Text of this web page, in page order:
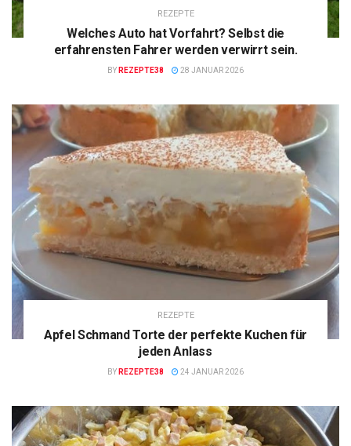
REZEPTE
Welches Auto hat Vorfahrt? Selbst die
erfahrensten Fahrer werden verwirrt sein.
BY REZEPTE38 28 JANUAR 2026
REZEPTE
Apfel Schmand Torte der perfekte Kuchen für
jeden Anlass
BY REZEPTE38 24 JANUAR 2026